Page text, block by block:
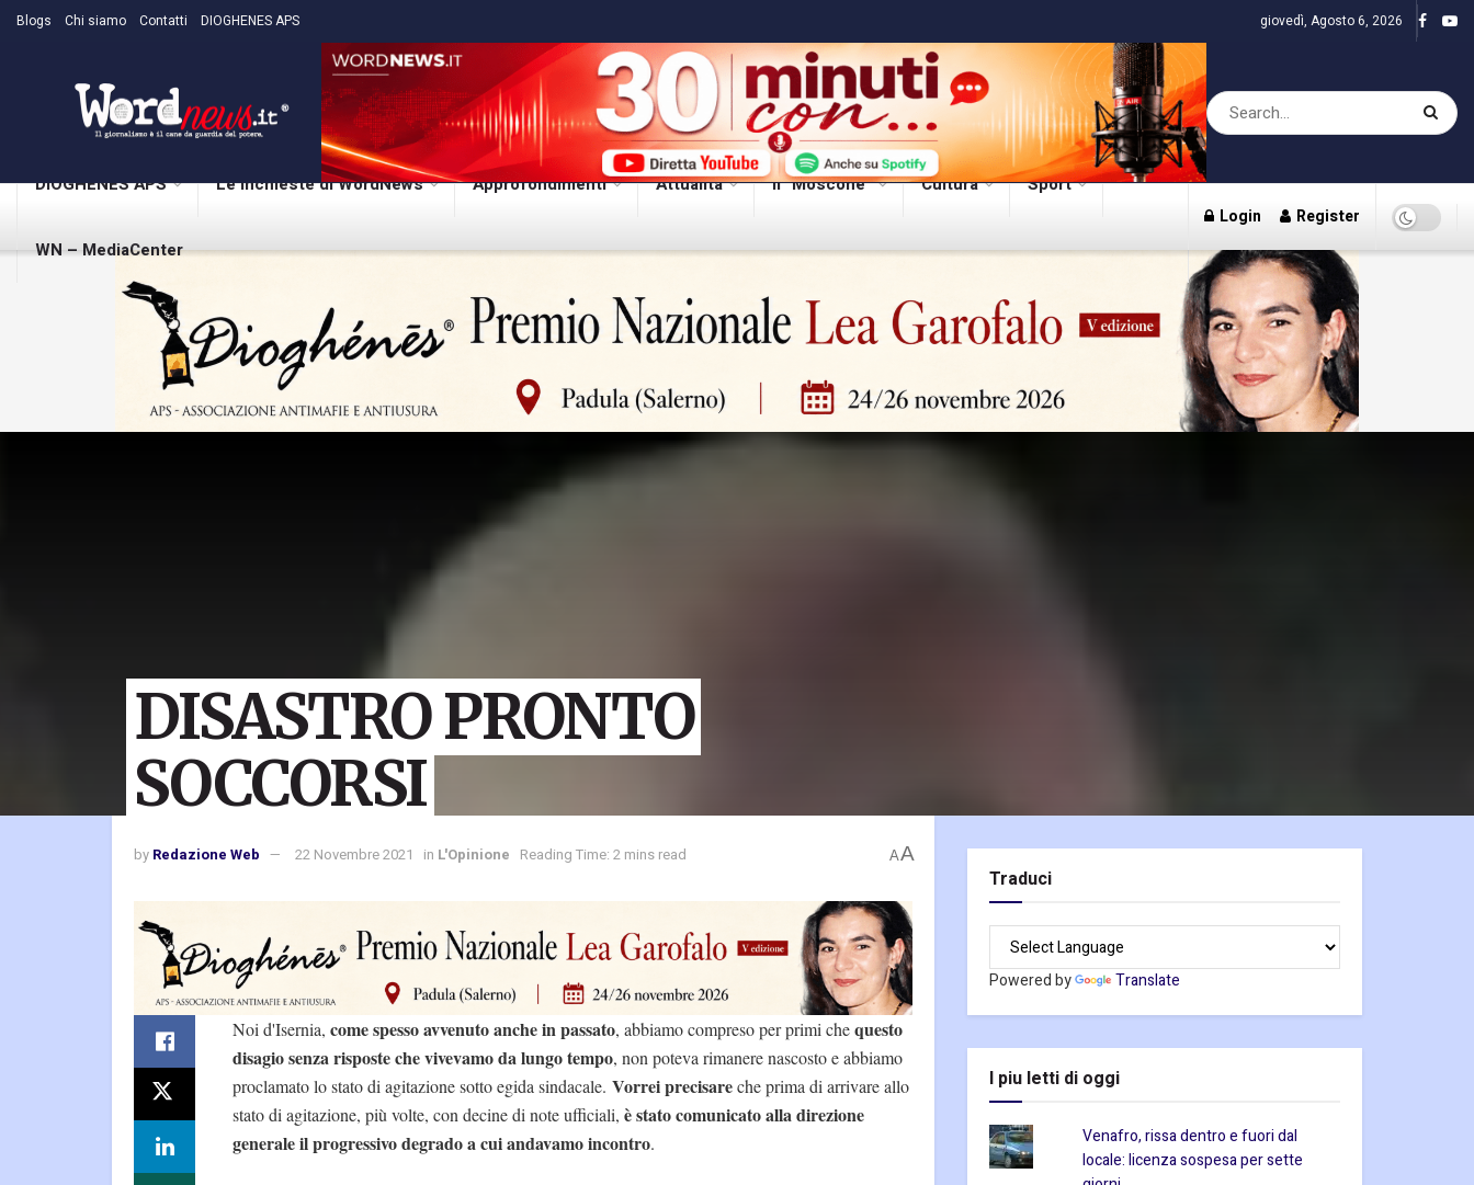
Blogs Chi siamo Contatti DIOGHENES APS giovedì, Agosto 6, 2026
DIOGHENES APS Le inchieste di WordNews Approfondimenti Attualità Il “Moscone” Cultura Sport
WN – MediaCenter
Login Register
DISASTRO PRONTO
SOCCORSI
by Redazione Web 22 Novembre 2021 in L'Opinione Reading Time: 2 mins read AA
Noi d'Isernia, come spesso avvenuto anche in passato, abbiamo compreso per primi chequesto
disagio senza risposte che vivevamo da lungo tempo, non poteva rimanere nascosto e abbiamo
proclamato lo stato di agitazione sotto egida sindacale. Vorrei precisareche prima di arrivare allo
stato di agitazione, più volte, con decine di note ufficiali, è stato comunicato alla direzione
generale il progressivo degrado a cui andavamo incontro.
Traduci
Powered by Translate
I piu letti di oggi
Venafro, rissa dentro e fuori dal
locale: licenza sospesa per sette